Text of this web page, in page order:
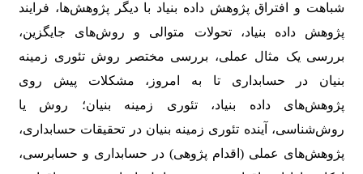
شباهت و افتراق پژوهش داده بنیاد با دیگر پژوهش‌ها، فرایند
پژوهش داده بنیاد، تحولات متوالی و روش‌های جایگزین،
بررسی یک مثال عملی، بررسی مختصر روش تئوری زمینه
بنیان در حسابداری تا به امروز، مشکلات پیش روی
پژوهش‌های داده بنیاد، تئوری زمینه بنیان؛ روش یا
روش‌شناسی، آینده تئوری زمینه بنیان در تحقیقات حسابداری،
پژوهش‌های عملی (اقدام پژوهی) در حسابداری و حسابرسی،